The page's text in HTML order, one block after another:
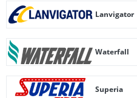
Lanvigator
Waterfall
Superia